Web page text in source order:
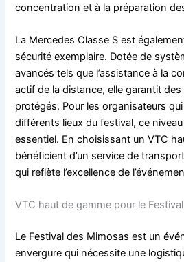
concentration et à la préparation
La Mercedes Classe S est
sécurité exemplaire. Dotée de
avancés tels que l’assistance à la
actif de la distance, elle garantit
protégés. Pour les organisateurs
différents lieux du festival, ce
essentiel. En choisissant un VTC
bénéficient d’un service de
qui reflète l’excellence de
VTC haut de gamme pour le
Le Festival des Mimosas est un
envergure qui nécessite une